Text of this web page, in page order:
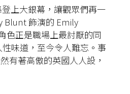
上大銀幕，讓觀眾們再一
Blunt 飾演的 Emily
色正是職場上最討厭的同
味道，至今令人難忘。事
有著高傲的英國人人設，